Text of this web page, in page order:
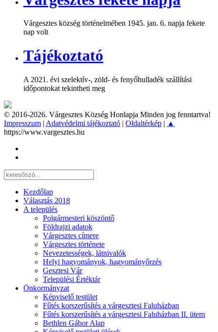
Várgesztes község történelmében 1945. jan. 6. napja fekete
nap volt
Tájékoztató
A 2021. évi szelektív-, zöld- és fenyőhulladék szállítási
időpontokat tekintheti meg
© 2016-2026. Várgesztes Község Honlapja Minden jog fenntartva!
Impresszum | Adatvédelmi tájékoztató | Oldaltérkép | ▲
https://www.vargesztes.hu
Kezdőlap
Választás 2018
A település
Polgármesteri köszöntő
Földrajzi adatok
Várgesztes címere
Várgesztes története
Nevezetességek, látnivalók
Helyi hagyományok, hagyományőrzés
Gesztesi Vár
Települési Értéktár
Önkormányzat
Képviselő testület
Fűtés korszerűsítés a várgesztesi Faluházban
Fűtés korszerűsítés a várgesztesi Faluházban II. ütem
Bethlen Gábor Alap